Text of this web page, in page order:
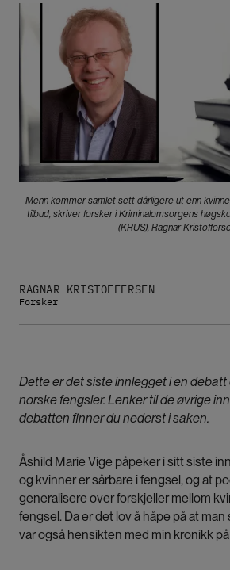
Menn kommer samlet sett dårligere ut enn
tilbud, skriver forsker i Kriminalomsorgens
(KRUS), Ragnar
RAGNAR KRISTOFFERSEN
Forsker
Dette er det siste innlegget i en
norske fengsler. Lenker til de øvrige
debatten finner du nederst i saken.
Åshild Marie Vige påpeker i sitt siste
og kvinner er sårbare i fengsel, og at
generalisere over forskjeller mellom
fengsel. Da er det lov å håpe på at
var også hensikten med min kronikk